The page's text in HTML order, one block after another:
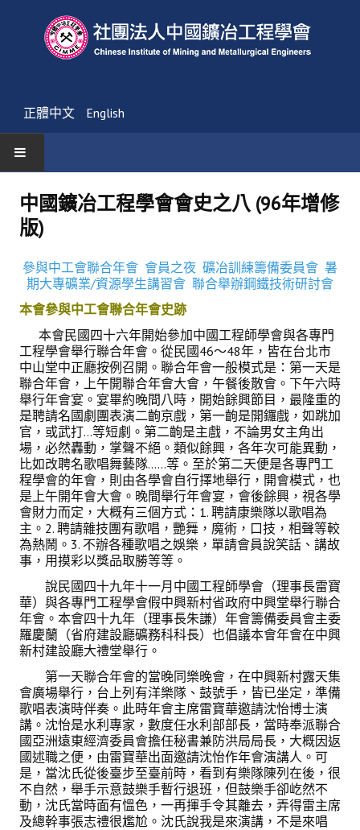
正體中文 English
首頁
最新消息
活動通告
友會消息
學會簡介
理事長的話
學會會史
學會會歌
學會會址沿革
學會組織與架構
架構圖
理監事會
現任學會職員錄
重要章則
學生獎勵金申請辦法
盧善棟獎學金評選辦法
鑛冶期刊徵稿
鑛冶論文獎初選作業細則
中國鑛冶工程學會會史之八 (96年增修
版)
參與中工會聯合年會 會員之夜 礦冶訓練籌備委員會 暑
期大專礦業/資源學生講習會 聯合舉辦鋼鐵技術研討會
本會參與中工會聯合年會史跡
本會民國四十六年開始參加中國工程師學會與各專門
工程學會舉行聯合年會。從民國46～48年，皆在台北市
中山堂中正廳按例召開。聯合年會一般模式是：第一天是
聯合年會，上午開聯合年會大會，午餐後散會。下午六時
舉行年會宴。宴畢約晚間八時，開始餘興節目，最隆重的
是聘請名國劇團表演二齣京戲，第一齣是開鑼戲，如跳加
官，或武打…等短劇。第二齣是主戲，不論男女主角出
場，必然轟動，掌聲不絕。類似餘興，各年次可能異動，
比如改聘名歌唱舞藝隊……等。至於第二天便是各專門工
程學會的年會，則由各學會自行擇地舉行，開會模式，也
是上午開年會大會。晚間舉行年會宴，會後餘興，視各學
會財力而定，大概有三個方式：1. 聘請康樂隊以歌唱為
主。2. 聘請雜技團有歌唱，艷舞，魔術，口技，相聲等較
為熱鬧。3. 不辦各種歌唱之娛樂，單請會員說笑話、講故
事，用摸彩以獎品取勝等等。
說民國四十九年十一月中國工程師學會（理事長雷寶
華）與各專門工程學會假中興新村省政府中興堂舉行聯合
年會。本會四十九年（理事長朱謙）年會籌備委員會主委
羅慶蘭（省府建設廳礦務科科長）也倡議本會年會在中興
新村建設廳大禮堂舉行。
第一天聯合年會的當晚同樂晚會，在中興新村露天集
會廣場舉行，台上列有洋樂隊、鼓號手，皆已坐定，準備
歌唱表演時伴奏。此時年會主席雷寶華邀請沈怡博士演
講。沈怡是水利專家，數度任水利部部長，當時奉派聯合
國亞洲遠東經濟委員會擔任秘書兼防洪局局長，大概因返
國述職之便，由雷寶華出面邀請沈怡作年會演講人。可
是，當沈氏從後臺步至臺前時，看到有樂隊陳列在後，很
不自然，舉手示意鼓樂手暫行退班，但鼓樂手卻屹然不
動，沈氏當時面有慍色，一再揮手令其離去，弄得雷主席
及總幹事張志禮很尷尬。沈氏說我是來演講，不是來唱